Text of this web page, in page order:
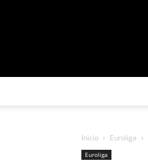
Inicio Euroliga
Euroliga